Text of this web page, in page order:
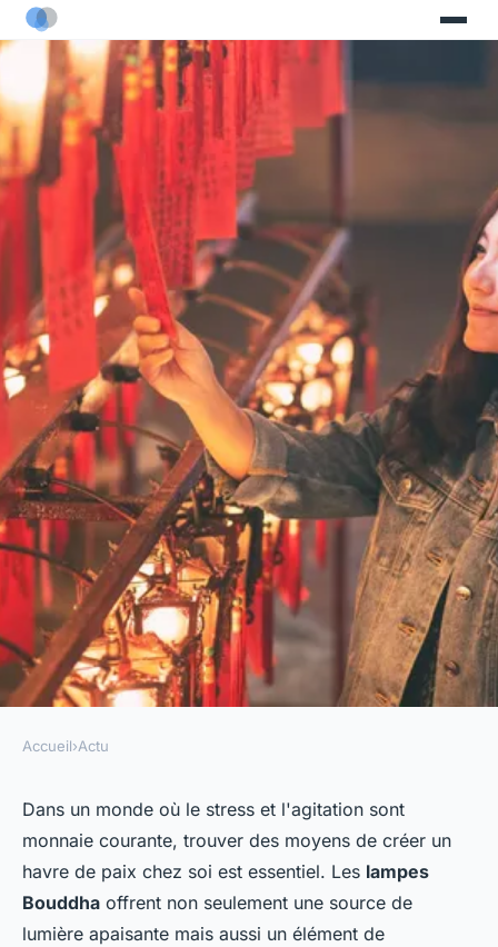
La lumière de la sagesse :
découvrez les lampes Bouddha
ozanne•19 novembre 2023•2 min de lecture
Accueil›Actu
Dans un monde où le stress et l'agitation sont
monnaie courante, trouver des moyens de créer un
havre de paix chez soi est essentiel. Les lampes
Bouddha offrent non seulement une source de
lumière apaisante mais aussi un élément de